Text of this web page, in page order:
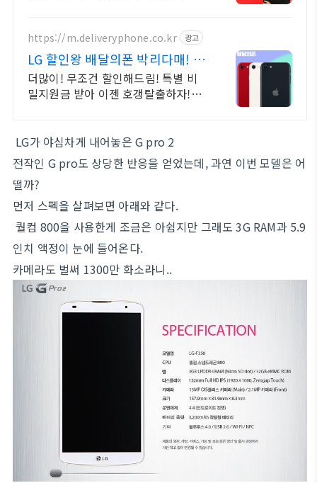
https://m.deliveryphone.co.kr 광고
LG 할인왕 배달의폰 박리다매! 무
조건 더 할인!
더많이! 무조건 할인해드림! 특별 비
밀지원금 받아 이젠 호갱탈출하자!
LG가 야심차게 내어놓은 G pro 2
전작인 G pro도 상당한 반응을 얻었는데, 과연 이번 모델은 어
떨까?
먼저 스펙을 살펴보면 아래와 같다.
퀄컴 800을 사용한게 조금은 아쉽지만 그래도 3G RAM과 5.9
인치 액정이 눈에 들어온다.
카메라도 벌써 1300만 화소라니..